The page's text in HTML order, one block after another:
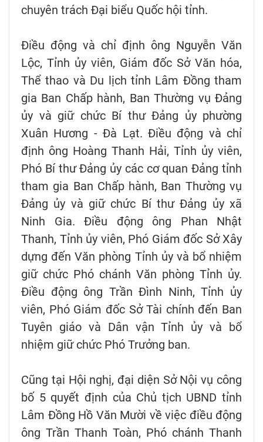
chuyên trách Đại biểu Quốc hội tỉnh.
Điều động và chỉ định ông Nguyễn Văn
Lộc, Tỉnh ủy viên, Giám đốc Sở Văn hóa,
Thể thao và Du lịch tỉnh Lâm Đồng tham
gia Ban Chấp hành, Ban Thường vụ Đảng
ủy và giữ chức Bí thư Đảng ủy phường
Xuân Hương - Đà Lạt. Điều động và chỉ
định ông Hoàng Thanh Hải, Tỉnh ủy viên,
Phó Bí thư Đảng ủy các cơ quan Đảng tỉnh
tham gia Ban Chấp hành, Ban Thường vụ
Đảng ủy và giữ chức Bí thư Đảng ủy xã
Ninh Gia. Điều động ông Phan Nhật
Thanh, Tỉnh ủy viên, Phó Giám đốc Sở Xây
dựng đến Văn phòng Tỉnh ủy và bổ nhiệm
giữ chức Phó chánh Văn phòng Tỉnh ủy.
Điều động ông Trần Đình Ninh, Tỉnh ủy
viên, Phó Giám đốc Sở Tài chính đến Ban
Tuyên giáo và Dân vận Tỉnh ủy và bổ
nhiệm giữ chức Phó Trưởng ban.
Cũng tại Hội nghị, đại diện Sở Nội vụ công
bố 5 quyết định của Chủ tịch UBND tỉnh
Lâm Đồng Hồ Văn Mười về việc điều động
ông Trần Thanh Toàn, Phó chánh Thanh